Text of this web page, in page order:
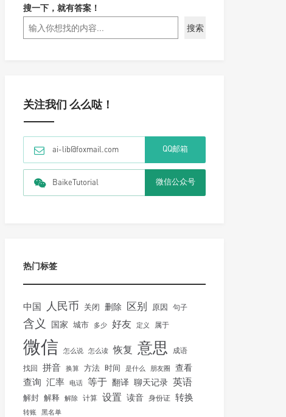
搜一下，就有答案！
搜索
关注我们 么么哒！
ai-lib@foxmail.com QQ邮箱
BaikeTutorial 微信公众号
热门标签
中国 人民币 关闭 删除 区别 原因 句子
含义 国家 城市 多少 好友 定义 属于
微信 怎么说 怎么读 恢复 意思 成语
找回 拼音 换算 方法 时间 是什么 朋友圈 查看
查询 汇率 电话 等于 翻译 聊天记录 英语
解封 解释 解除 计算 设置 读音 身份证 转换
转账 黑名单